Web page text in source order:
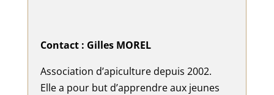
Contact : Gilles MOREL
Association d’apiculture depuis 2002.
Elle a pour but d’apprendre aux jeunes